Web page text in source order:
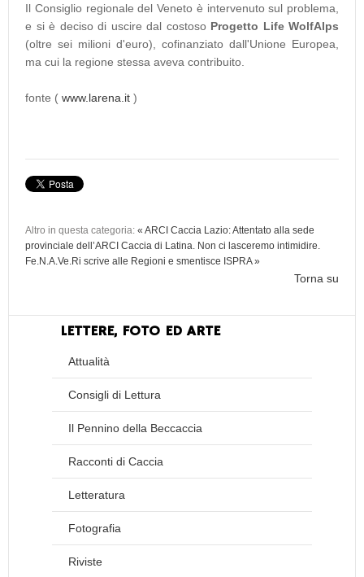
Il Consiglio regionale del Veneto è intervenuto sul problema,
e si è deciso di uscire dal costoso Progetto Life WolfAlps
(oltre sei milioni d'euro), cofinanziato dall'Unione Europea,
ma cui la regione stessa aveva contribuito.
fonte ( www.larena.it )
Altro in questa categoria: « ARCI Caccia Lazio: Attentato alla sede
provinciale dell’ARCI Caccia di Latina. Non ci lasceremo intimidire.
Fe.N.A.Ve.Ri scrive alle Regioni e smentisce ISPRA »
Torna su
LETTERE, FOTO ED ARTE
Attualità
Consigli di Lettura
Il Pennino della Beccaccia
Racconti di Caccia
Letteratura
Fotografia
Riviste